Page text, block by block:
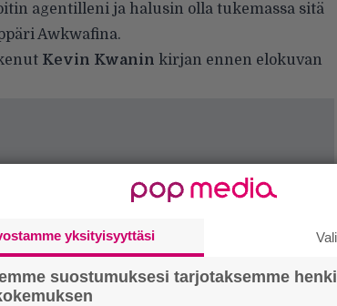
agentilleni ja halusin olla tukemassa sitä
Awkwafina.
Kevin Kwanin kirjan ennen elokuvan
yksityisyyttäsi
suostumuksesi tarjotaksemme